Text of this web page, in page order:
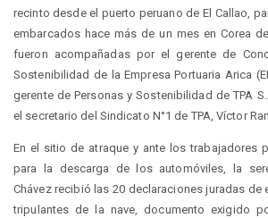
recinto desde el puerto peruano de El Callao,
embarcados hace más de un mes en Corea
fueron acompañadas por el gerente de
Sostenibilidad de la Empresa Portuaria Arica
gerente de Personas y Sostenibilidad de TPA
el secretario del Sindicato N°1 de TPA, Víctor
En el sitio de atraque y ante los trabajadores
para la descarga de los automóviles, la
Chávez recibió las 20 declaraciones juradas
tripulantes de la nave, documento exigido